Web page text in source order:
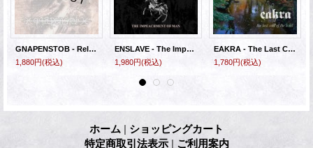
GNAPENSTOB - Release Of Pain [EP]
1,880円(税込)
ENSLAVE - The Impeachment Of Man [EP]
1,980円(税込)
EAKRA - The Last Call Of The Wild [CD]
1,780円(税込)
ホーム | ショッピングカート
特定商取引法表示 | ご利用案内